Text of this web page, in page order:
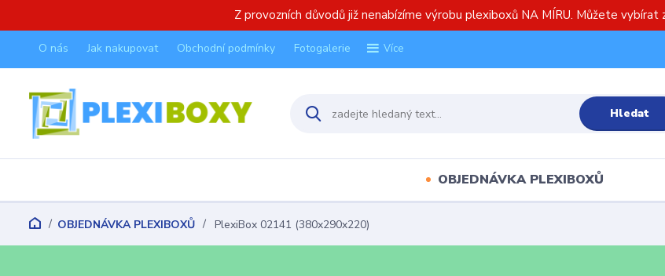
Z provozních důvodů již nenabízíme výrobu plexiboxů NA MÍRU. Můžete vybírat
O nás Jak nakupovat Obchodní podmínky Fotogalerie Více
Hledat
OBJEDNÁVKA PLEXIBOXŮ
OBJEDNÁVKA PLEXIBOXŮ PlexiBox 02141 (380x290x220)